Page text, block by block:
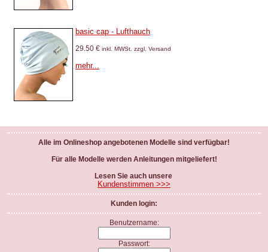
basic cap - Lufthauch
29.50 € inkl. MWSt. zzgl. Versand
mehr...
Alle im Onlineshop angebotenen Modelle sind verfügbar!
Für alle Modelle werden Anleitungen mitgeliefert!
Lesen Sie auch unsere
Kundenstimmen >>>
Kunden login:
Benutzername:
Passwort: